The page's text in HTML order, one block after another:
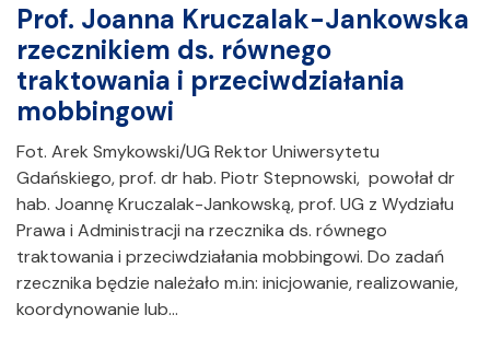
Prof. Joanna Kruczalak-Jankowska
rzecznikiem ds. równego
traktowania i przeciwdziałania
mobbingowi
Fot. Arek Smykowski/UG Rektor Uniwersytetu
Gdańskiego, prof. dr hab. Piotr Stepnowski, powołał dr
hab. Joannę Kruczalak-Jankowską, prof. UG z Wydziału
Prawa i Administracji na rzecznika ds. równego
traktowania i przeciwdziałania mobbingowi. Do zadań
rzecznika będzie należało m.in: inicjowanie, realizowanie,
koordynowanie lub…